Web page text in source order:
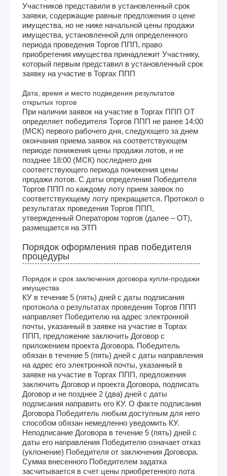
Участников представили в установленный срок
заявки, содержащие равные предложения о цене
имущества, но не ниже начальной цены продажи
имущества, установленной для определенного
периода проведения Торгов ППП, право
приобретения имущества принадлежит Участнику,
который первым представил в установленный срок
заявку на участие в Торгах ППП
Дата, время и место подведения результатов
открытых торгов
При наличии заявок на участие в Торгах ППП ОТ
определяет победителя Торгов ППП не ранее 14:00
(МСК) первого рабочего дня, следующего за днем
окончания приема заявок на соответствующем
периоде понижения цены продажи лотов, и не
позднее 18:00 (МСК) последнего дня
соответствующего периода понижения цены
продажи лотов. С даты определения Победителя
Торгов ППП по каждому лоту прием заявок по
соответствующему лоту прекращается. Протокол о
результатах проведения Торгов ППП,
утвержденный Оператором торгов (далее – ОТ),
размещается на ЭТП
Порядок оформления прав победителя
процедуры
Порядок и срок заключения договора купли-продажи
имущества
КУ в течение 5 (пять) дней с даты подписания
протокола о результатах проведения Торгов ППП
направляет Победителю на адрес электронной
почты, указанный в заявке на участие в Торгах
ППП, предложение заключить Договор с
приложением проекта Договора. Победитель
обязан в течение 5 (пять) дней с даты направления
на адрес его электронной почты, указанный в
заявке на участие в Торгах ППП, предложения
заключить Договор и проекта Договора, подписать
Договор и не позднее 2 (два) дней с даты
подписания направить его КУ. О факте подписания
Договора Победитель любым доступным для него
способом обязан немедленно уведомить КУ.
Неподписание Договора в течение 5 (пять) дней с
даты его направления Победителю означает отказ
(уклонение) Победителя от заключения Договора.
Сумма внесенного Победителем задатка
засчитывается в счет цены приобретенного лота